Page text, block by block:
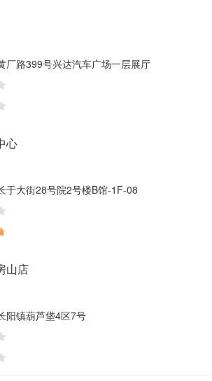
厂路399号兴达汽车广场一层展厅
心
于大街28号院2号楼B馆-1F-08
山店
阳镇葫芦垡4区7号